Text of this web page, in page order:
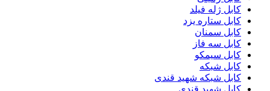
کابل ژله فیلد
کابل ستاره یزد
کابل سمنان
کابل سه فاز
کابل سیمکو
کابل شبکه
کابل شبکه شهید قندی